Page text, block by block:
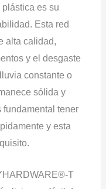
es su
Esta red
alta calidad,
y el desgaste
constante o
sólida y
tener
y esta
T